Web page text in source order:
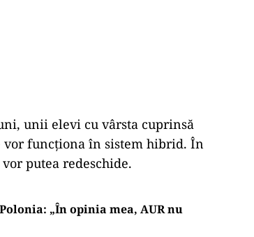
unii elevi cu vârsta cuprinsă
vor funcţiona în sistem hibrid. În
putea redeschide.
„În opinia mea, AUR nu